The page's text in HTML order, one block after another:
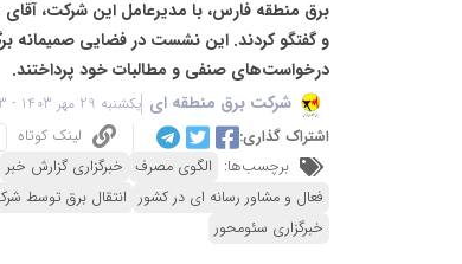
برق منطقه فارس، با مدیرعامل این شرکت،
و گفتگو کردند. این نشست در فضایی صمیمانه
درخواست‌های صنفی و مطالبات خود پرداختند.
شرکت برق منطقه ای یکشنبه 29 مهر 1403 - 11:33
اشتراک گذاری:
لینک کوتاه
برچسب‌ها: الگوی مصرف خبرگزاری گزارش خبر
فعال و مشاور رسانه ای در کشور انتقال برق توسط
خبرگزاری سئومحور